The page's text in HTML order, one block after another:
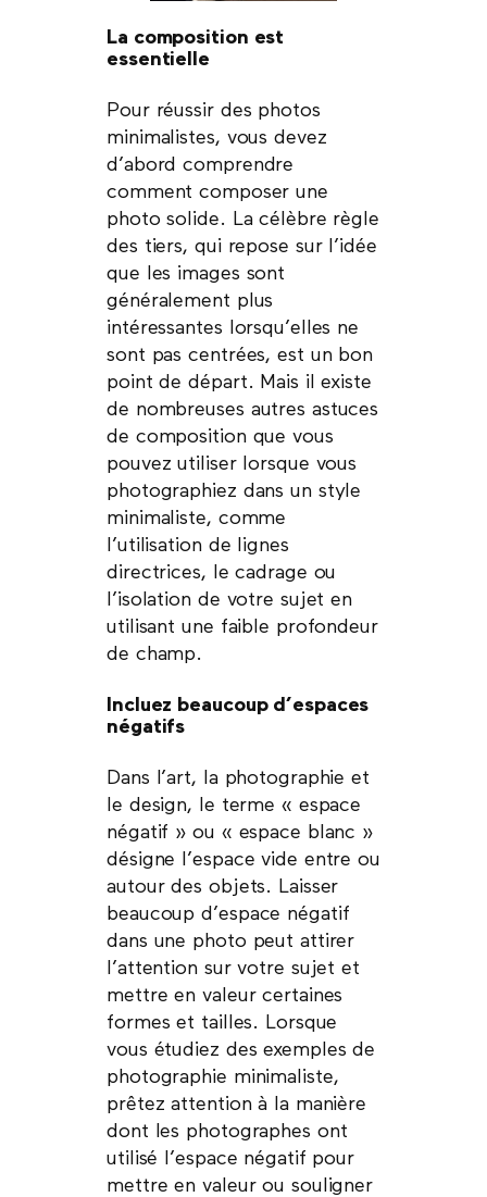
La composition est
essentielle
Pour réussir des photos
minimalistes, vous devez
d’abord comprendre
comment composer une
photo solide. La célèbre règle
des tiers, qui repose sur l’idée
que les images sont
généralement plus
intéressantes lorsqu’elles ne
sont pas centrées, est un bon
point de départ. Mais il existe
de nombreuses autres astuces
de composition que vous
pouvez utiliser lorsque vous
photographiez dans un style
minimaliste, comme
l’utilisation de lignes
directrices, le cadrage ou
l’isolation de votre sujet en
utilisant une faible profondeur
de champ.
Incluez beaucoup d’espaces
négatifs
Dans l’art, la photographie et
le design, le terme « espace
négatif » ou « espace blanc »
désigne l’espace vide entre ou
autour des objets. Laisser
beaucoup d’espace négatif
dans une photo peut attirer
l’attention sur votre sujet et
mettre en valeur certaines
formes et tailles. Lorsque
vous étudiez des exemples de
photographie minimaliste,
prêtez attention à la manière
dont les photographes ont
utilisé l’espace négatif pour
mettre en valeur ou souligner